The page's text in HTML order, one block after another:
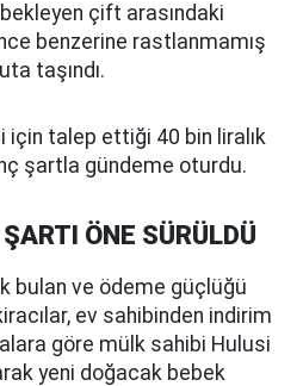
çift arasındaki
benzerine rastlanmamış
taşındı.
için talep ettiği 40 bin liralık
şartla gündeme oturdu.
ÖNE SÜRÜLDÜ
bulan ve ödeme güçlüğü
ev sahibinden indirim
göre mülk sahibi Hulusi
yeni doğacak bebek